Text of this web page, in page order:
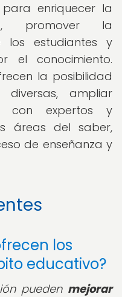
enriquecer la
promover la
los estudiantes y
el conocimiento.
la posibilidad
ampliar
con expertos y
áreas del saber,
de enseñanza y
los
educativo?
pueden mejorar